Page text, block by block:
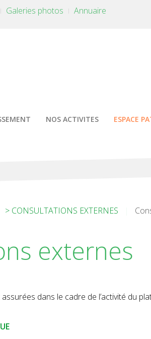
Galeries photos Annuaire
NOS ACTIVITES ESPACE
> CONSULTATIONS EXTERNES
externes
dans le cadre de l’activité du